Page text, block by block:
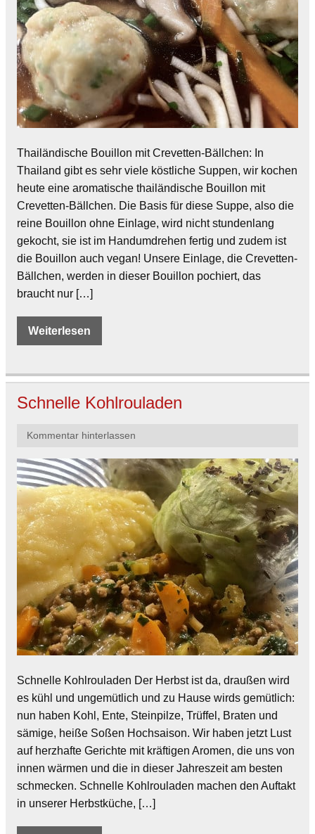
Thailändische Bouillon mit Crevetten-Bällchen: In
Thailand gibt es sehr viele köstliche Suppen, wir kochen
heute eine aromatische thailändische Bouillon mit
Crevetten-Bällchen. Die Basis für diese Suppe, also die
reine Bouillon ohne Einlage, wird nicht stundenlang
gekocht, sie ist im Handumdrehen fertig und zudem ist
die Bouillon auch vegan! Unsere Einlage, die Crevetten-
Bällchen, werden in dieser Bouillon pochiert, das
braucht nur […]
Weiterlesen
Schnelle Kohlrouladen
Kommentar hinterlassen
Schnelle Kohlrouladen Der Herbst ist da, draußen wird
es kühl und ungemütlich und zu Hause wirds gemütlich:
nun haben Kohl, Ente, Steinpilze, Trüffel, Braten und
sämige, heiße Soßen Hochsaison. Wir haben jetzt Lust
auf herzhafte Gerichte mit kräftigen Aromen, die uns von
innen wärmen und die in dieser Jahreszeit am besten
schmecken. Schnelle Kohlrouladen machen den Auftakt
in unserer Herbstküche, […]